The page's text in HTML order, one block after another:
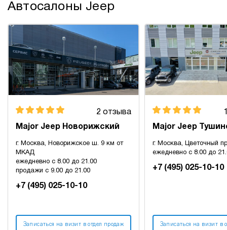
Автосалоны Jeep
2 отзыва
Major Jeep Новорижский
г. Москва, Новорижское ш. 9 км от
МКАД
ежедневно с 8.00 до 21.00
продажи с 9.00 до 21.00
+7 (495) 025-10-10
Записаться на визит в отдел продаж
Major Jeep
г. Москва, Цветочный
ежедневно с 8.00 до
+7 (495) 025-10-10
Записаться на визит в